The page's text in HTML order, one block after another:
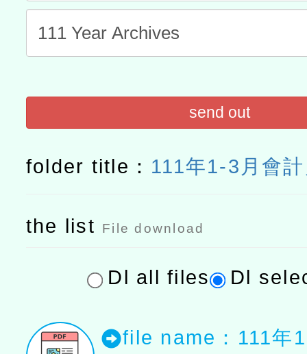
措施，延長至115年9月28
send out
folder title： 111年1-3月會
the list File download
Dl all files Dl
file name：111年